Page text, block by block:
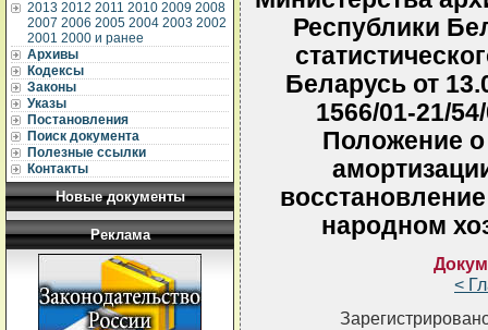
2013 2012 2011 2010 2009 2008
2007 2006 2005 2004 2003 2002
2001 2000 и ранее
Архивы
Кодексы
Законы
Указы
Постановления
Поиск документа
Полезные ссылки
Контакты
Новые документы
Реклама
Республики
Беларусь от
1566/01-21/
Положение
народном
<